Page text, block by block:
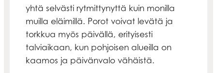
yhtä selvästi rytmittynyttä kuin monilla
muilla eläimillä. Porot voivat levätä ja
torkkua myös päivällä, erityisesti
talviaikaan, kun pohjoisen alueilla on
kaamos ja päivänvalo vähäistä.